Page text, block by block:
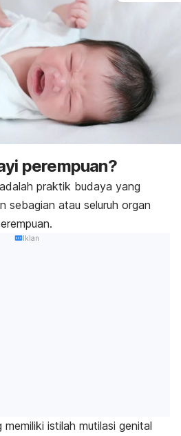
perempuan?
praktik budaya yang
sebagian atau seluruh organ
Iklan
istilah mutilasi genital